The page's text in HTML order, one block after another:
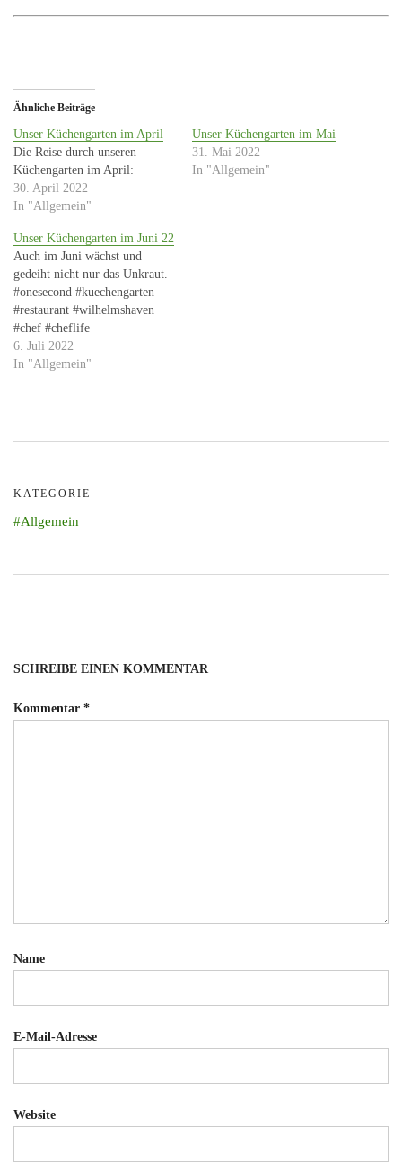
Ähnliche Beiträge
Unser Küchengarten im April
Die Reise durch unseren
Küchengarten im April:
30. April 2022
In "Allgemein"
Unser Küchengarten im Mai
31. Mai 2022
In "Allgemein"
Unser Küchengarten im Juni 22
Auch im Juni wächst und
gedeiht nicht nur das Unkraut.
#onesecond #kuechengarten
#restaurant #wilhelmshaven
#chef #cheflife
6. Juli 2022
In "Allgemein"
KATEGORIE
Allgemein
SCHREIBE EINEN KOMMENTAR
Kommentar *
Name
E-Mail-Adresse
Website